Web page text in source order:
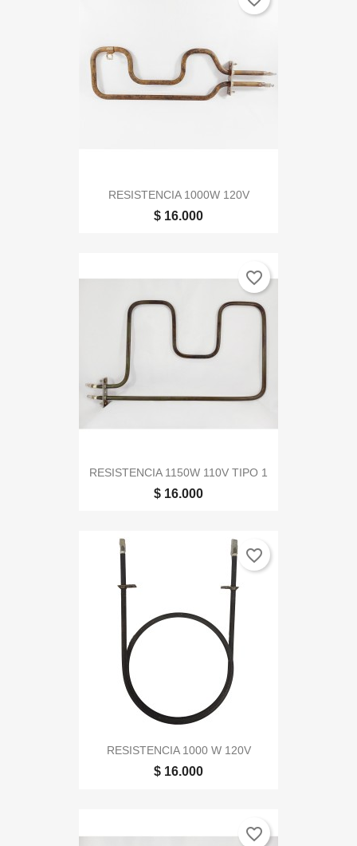
RESISTENCIA 1000W 120V
$ 16.000
RESISTENCIA 1150W 110V TIPO 1
$ 16.000
favorite_border
RESISTENCIA 1000 W 120V
$ 16.000
favorite_border
favorite_border